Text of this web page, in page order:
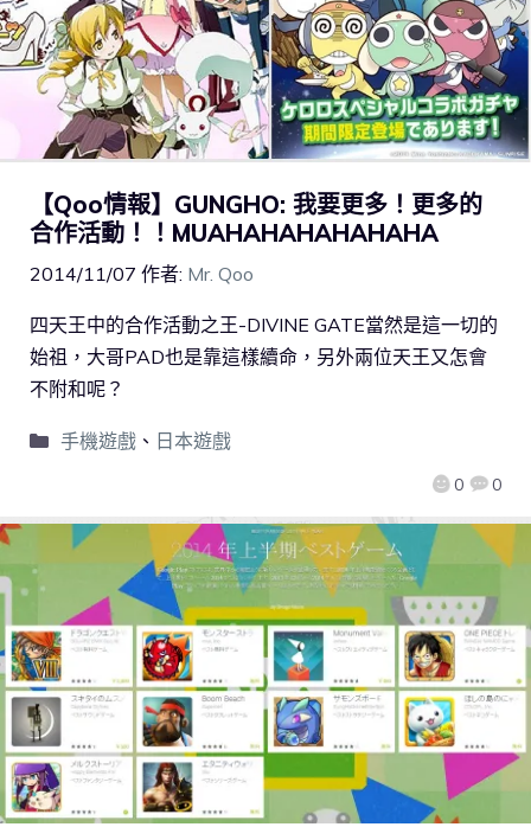
【Qoo情報】GUNGHO: 我要更多！更多的
合作活動！！MUAHAHAHAHAHAHA
2014/11/07 作者: Mr. Qoo
0 0
四天王中的合作活動之王-DIVINE GATE當然是這一切的
始祖，大哥PAD也是靠這樣續命，另外兩位天王又怎會
不附和呢？
手機遊戲、 日本遊戲